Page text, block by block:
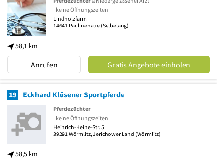
58,1 km
keine Öffnungszeiten
Lindholzfarm
14641 Paulinenaue (Selbelang)
Anrufen Gratis Angebote einholen
19 Eckhard Klüsener Sportpferde
58,5 km
Pferdezüchter
keine Öffnungszeiten
Heinrich-Heine-Str. 5
39291 Wörmlitz, Jerichower Land (Wörmlitz)